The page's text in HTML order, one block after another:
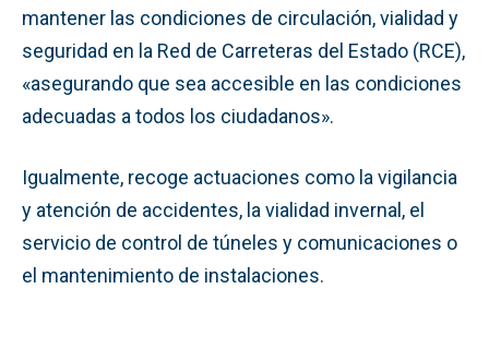
mantener las condiciones de circulación, vialidad y
seguridad en la Red de Carreteras del Estado (RCE),
«asegurando que sea accesible en las condiciones
adecuadas a todos los ciudadanos».
Igualmente, recoge actuaciones como la vigilancia
y atención de accidentes, la vialidad invernal, el
servicio de control de túneles y comunicaciones o
el mantenimiento de instalaciones.